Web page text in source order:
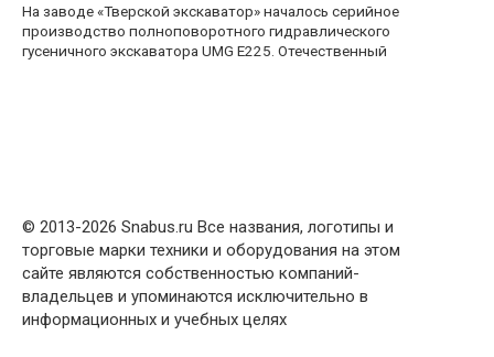
На заводе «Тверской экскаватор» началось серийное
производство полноповоротного гидравлического
гусеничного экскаватора UMG E225. Отечественный
© 2013-2026 Snabus.ru Все названия, логотипы и
торговые марки техники и оборудования на этом
сайте являются собственностью компаний-
владельцев и упоминаются исключительно в
информационных и учебных целях